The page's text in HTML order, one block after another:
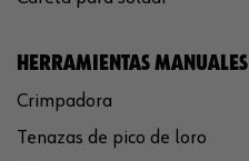
HERRAMIENTAS MANUALES
Crimpadora
Tenazas de pico de loro